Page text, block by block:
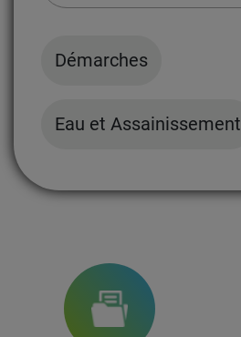
Démarches
Eau et Assainissement